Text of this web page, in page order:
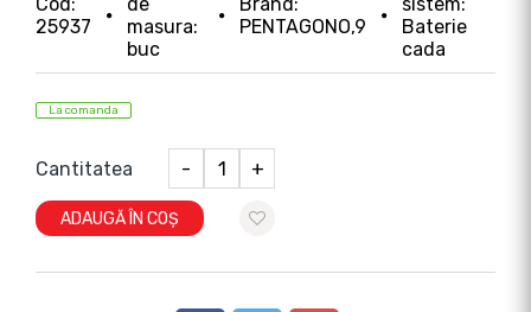
25937
masura:
buc
PENTAGONO,9
Baterie
cada
La comanda
Cantitatea - +
ADAUGĂ ÎN COȘ